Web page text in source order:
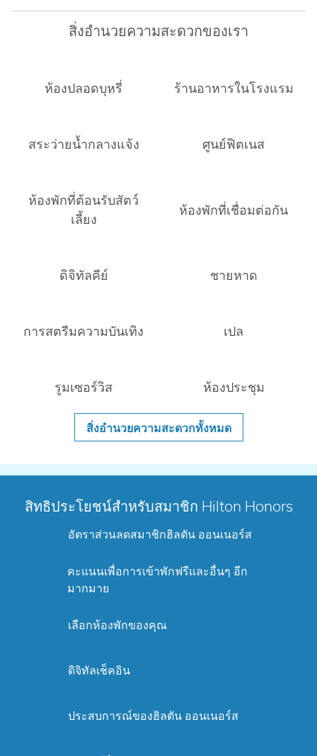
สิ่งอํานวยความสะดวกของเรา
ห้องปลอดบุหรี่ ร้านอาหารในโรงแรม
สระว่ายน้ำกลางแจ้ง ศูนย์ฟิตเนส
ห้องพักที่ต้อนรับสัตว์
เลี้ยง
ห้องพักที่เชื่อมต่อกัน
ดิจิทัลคีย์ ชายหาด
การสตรีมความบันเทิง เปล
รูมเซอร์วิส ห้องประชุม
สิ่งอํานวยความสะดวกทั้งหมด
สิทธิประโยชน์สำหรับสมาชิก Hilton Honors
อัตราส่วนลดสมาชิกฮิลตัน ออนเนอร์ส
คะแนนเพื่อการเข้าพักฟรีและอื่นๆ อีก
มากมาย
เลือกห้องพักของคุณ
ดิจิทัลเช็คอิน
ประสบการณ์ของฮิลตัน ออนเนอร์ส